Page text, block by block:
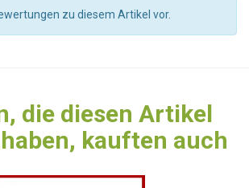
zu diesem Artikel vor.
die diesen Artikel
kauften auch